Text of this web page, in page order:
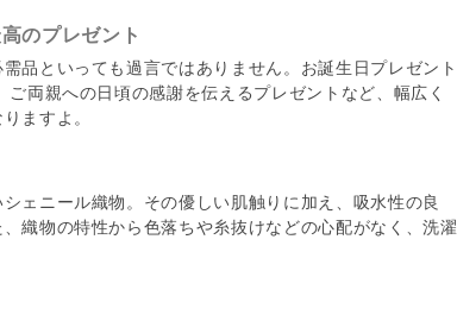
のプレゼント
品といっても過言ではありません。お誕生日プレゼント
両親への日頃の感謝を伝えるプレゼントなど、幅広く
ますよ。
ェニール織物。その優しい肌触りに加え、吸水性の良
織物の特性から色落ちや糸抜けなどの心配がなく、洗濯